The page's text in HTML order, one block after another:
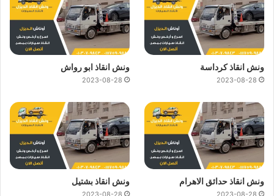
ونش انقاذ كرداسة
2023-08-28
ونش انقاذ ابو رواش
2023-08-28
ونش انقاذ حدائق الاهرام ونش انقاذ بشتيل